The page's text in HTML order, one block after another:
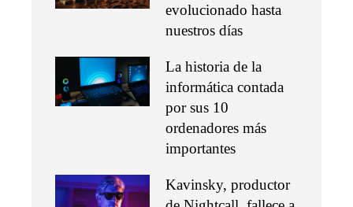
evolucionado hasta
nuestros días
La historia de la
informática contada
por sus 10
ordenadores más
importantes
Kavinsky, productor